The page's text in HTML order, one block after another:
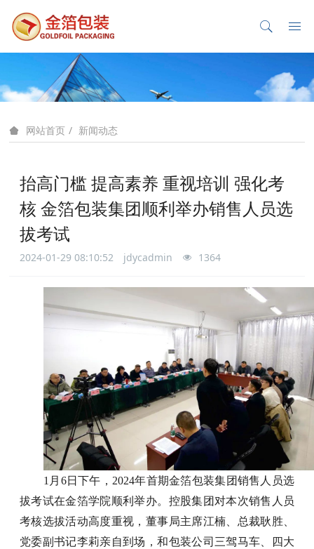
网站首页 新闻动态
抬高门槛 提高素养 重视培训 强化考
核 金箔包装集团顺利举办销售人员选
拔考试
2024-01-29 08:10:52 jdycadmin 1364
1月6日下午，2024年首期金箔包装集团销售人员选
拔考试在金箔学院顺利举办。控股集团对本次销售人员
考核选拔活动高度重视，董事局主席江楠、总裁耿胜、
党委副书记李莉亲自到场，和包装公司三驾马车、四大